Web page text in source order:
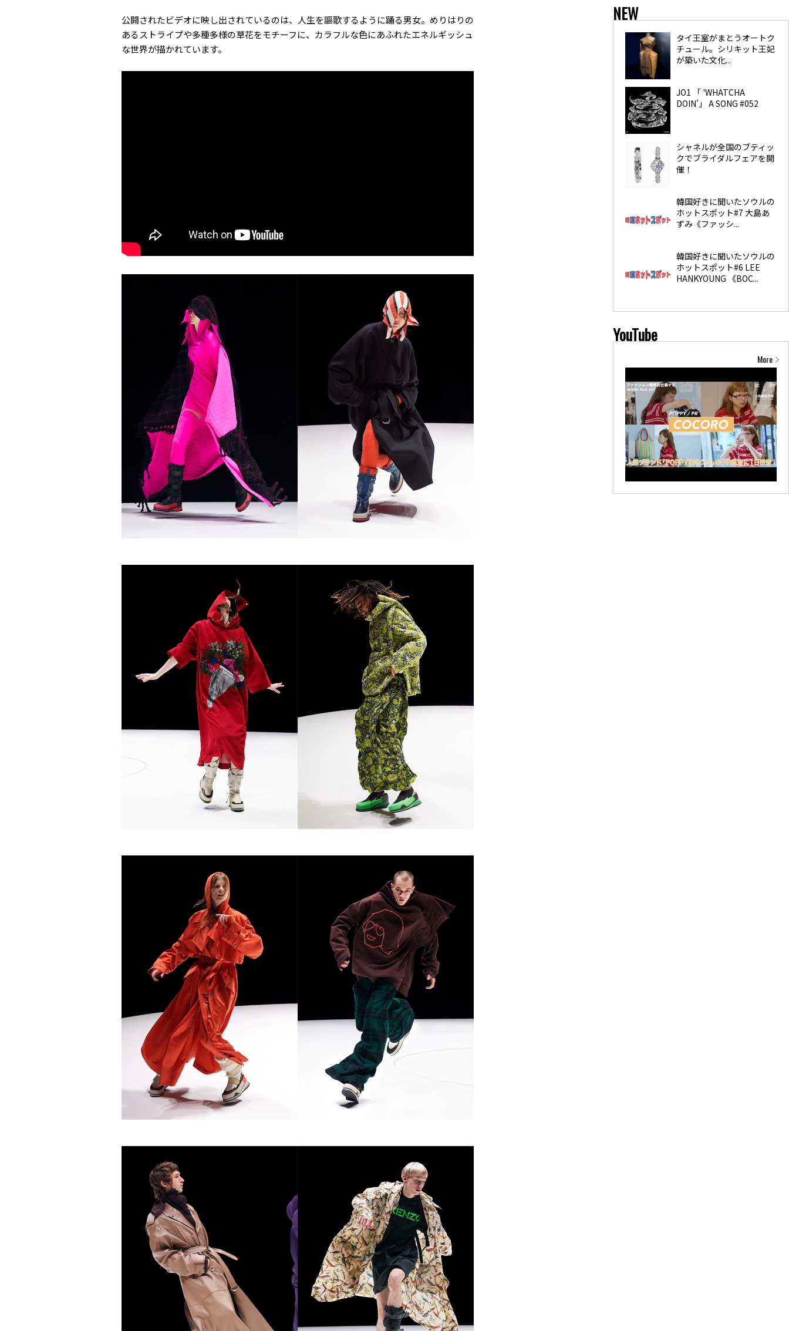
公開されたビデオに映し出されているのは、人生を謳歌するように踊る男女。めりはりの
あるストライプや多種多様の草花をモチーフに、カラフルな色にあふれたエネルギッシュ
な世界が描かれています。
NEW
タイ王室がまとうオートク
チュール。シリキット王妃
が築いた文化...
JO1 「 'WHATCHA
DOIN'」 A SONG #052
シャネルが全国のブティッ
クでブライダルフェアを開
催！
韓国好きに聞いたソウルの
ホットスポット#7 大島あ
ずみ《ファッシ...
韓国好きに聞いたソウルの
ホットスポット#6 LEE
HANKYOUNG 《BOC...
YouTube
More